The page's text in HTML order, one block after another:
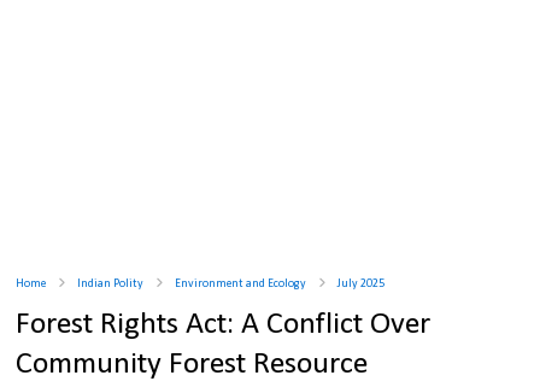
Home Indian Polity Environment and Ecology July 2025
Forest Rights Act: A Conflict Over
Community Forest Resource